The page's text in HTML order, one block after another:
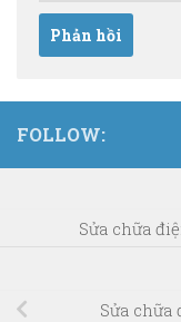
FOLLOW:
Sửa chữa
Sửa